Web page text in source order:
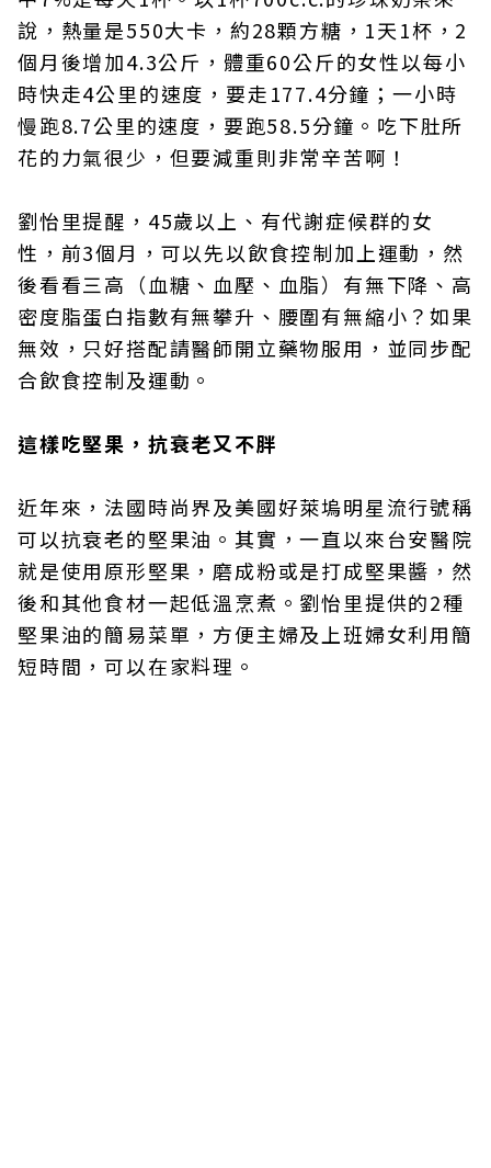
說，熱量是550大卡，約28顆方糖，1天1杯，2
個月後增加4.3公斤，體重60公斤的女性以每小
時快走4公里的速度，要走177.4分鐘；一小時
慢跑8.7公里的速度，要跑58.5分鐘。吃下肚所
花的力氣很少，但要減重則非常辛苦啊！
劉怡里提醒，45歲以上、有代謝症候群的女
性，前3個月，可以先以飲食控制加上運動，然
後看看三高（血糖、血壓、血脂）有無下降、高
密度脂蛋白指數有無攀升、腰圍有無縮小？如果
無效，只好搭配請醫師開立藥物服用，並同步配
合飲食控制及運動。
這樣吃堅果，抗衰老又不胖
近年來，法國時尚界及美國好萊塢明星流行號稱
可以抗衰老的堅果油。其實，一直以來台安醫院
就是使用原形堅果，磨成粉或是打成堅果醬，然
後和其他食材一起低溫烹煮。劉怡里提供的2種
堅果油的簡易菜單，方便主婦及上班婦女利用簡
短時間，可以在家料理。